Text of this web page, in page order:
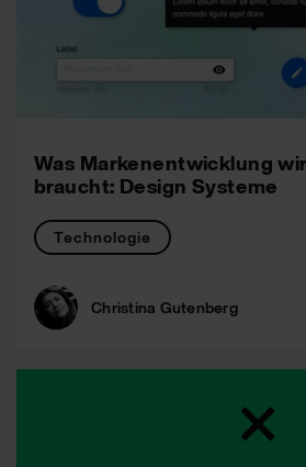
Was Markenentwicklung
braucht: Design Systeme
Technologie
Christina Gutenberg